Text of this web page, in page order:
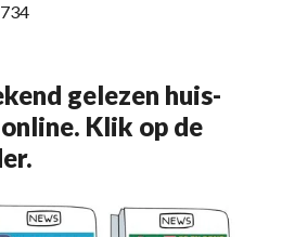
gelezen huis-
Klik op de